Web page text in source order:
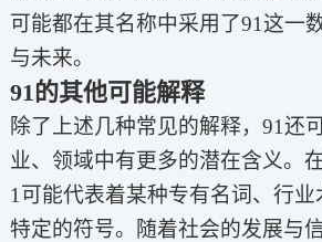
可能都在其名称中采用了91这一
与未来。
91的其他可能解释
除了上述几种常见的解释，91还
业、领域中有更多的潜在含义。
1可能代表着某种专有名词、行
特定的符号。随着社会的发展与